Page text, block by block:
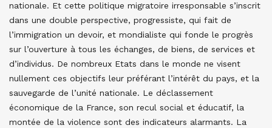
nationale. Et cette politique migratoire irresponsable s’inscrit
dans une double perspective, progressiste, qui fait de
l’immigration un devoir, et mondialiste qui fonde le progrès
sur l’ouverture à tous les échanges, de biens, de services et
d’individus. De nombreux Etats dans le monde ne visent
nullement ces objectifs leur préférant l’intérêt du pays, et la
sauvegarde de l’unité nationale. Le déclassement
économique de la France, son recul social et éducatif, la
montée de la violence sont des indicateurs alarmants. La